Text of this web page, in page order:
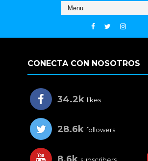
CONECTA CON NOSOTROS
34.2k likes
28.6k followers
subscribers